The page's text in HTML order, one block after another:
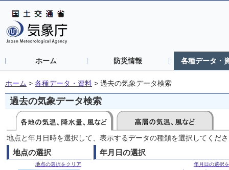
ホーム 防災情報 各種データ・
ホーム > 各種データ・資料 > 過去の気象データ検索
過去の気象データ検索
地点と年月日時を選択して、表示するデータの種類を選択してくだ
地点の選択
地点の選択をクリア
年月日の選択
年月日の選択